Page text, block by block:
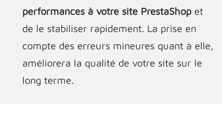
performances à votre site PrestaShop et
de le stabiliser rapidement. La prise en
compte des erreurs mineures quant à elle,
améliorera la qualité de votre site sur le
long terme.